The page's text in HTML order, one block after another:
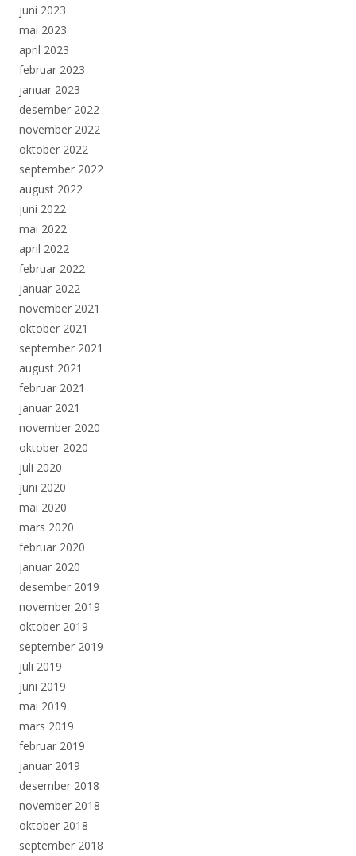
juni 2023
mai 2023
april 2023
februar 2023
januar 2023
desember 2022
november 2022
oktober 2022
september 2022
august 2022
juni 2022
mai 2022
april 2022
februar 2022
januar 2022
november 2021
oktober 2021
september 2021
august 2021
februar 2021
januar 2021
november 2020
oktober 2020
juli 2020
juni 2020
mai 2020
mars 2020
februar 2020
januar 2020
desember 2019
november 2019
oktober 2019
september 2019
juli 2019
juni 2019
mai 2019
mars 2019
februar 2019
januar 2019
desember 2018
november 2018
oktober 2018
september 2018